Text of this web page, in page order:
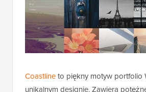
Coastlineto piękny motyw portfolio
unikalnym designie. Zawiera